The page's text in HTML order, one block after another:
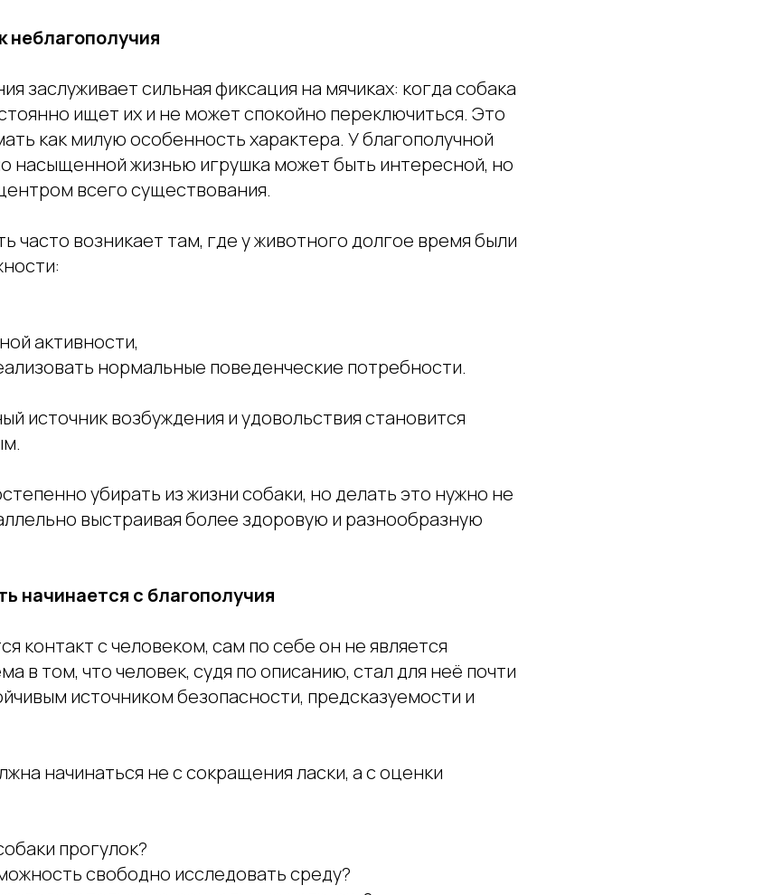
неблагополучия
заслуживает сильная фиксация на мячиках: когда собака
ищет их и не может спокойно переключиться. Это
как милую особенность характера. У благополучной
насыщенной жизнью игрушка может быть интересной, но
всего существования.
часто возникает там, где у животного долгое время были
активности,
нормальные поведенческие потребности.
источник возбуждения и удовольствия становится
убирать из жизни собаки, но делать это нужно не
выстраивая более здоровую и разнообразную
начинается с благополучия
контакт с человеком, сам по себе он не является
в том, что человек, судя по описанию, стал для неё почти
источником безопасности, предсказуемости и
начинаться не с сокращения ласки, а с оценки
прогулок?
свободно исследовать среду?